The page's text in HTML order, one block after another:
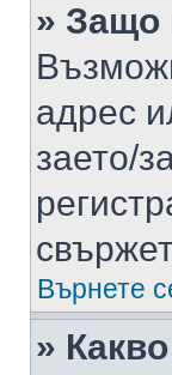
» Защо
адрес
заето/
Върнете
»